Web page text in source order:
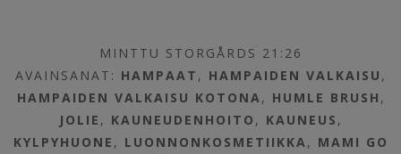
MINTTU STORGÅRDS 21:26
AVAINSANAT: HAMPAAT , HAMPAIDEN VALKAISU ,
HAMPAIDEN VALKAISU KOTONA, HUMLE BRUSH ,
JOLIE , KAUNEUDENHOITO , KAUNEUS ,
KYLPYHUONE , LUONNONKOSMETIIKKA, MAMI GO